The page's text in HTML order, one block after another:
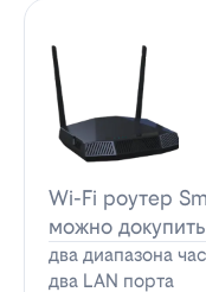
Wi-Fi роутер
можно
два диапазона
два LAN порта